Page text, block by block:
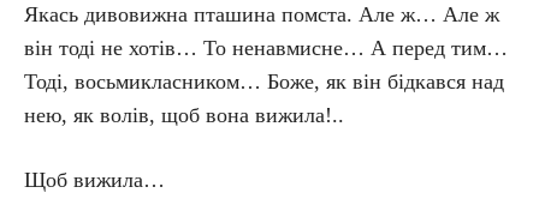
Якась дивовижна пташина помста. Але ж… Але ж
він тоді не хотів… То ненавмисне… А перед тим…
Тоді, восьмикласником… Боже, як він бідкався над
нею, як волів, щоб вона вижила!..
Щоб вижила…